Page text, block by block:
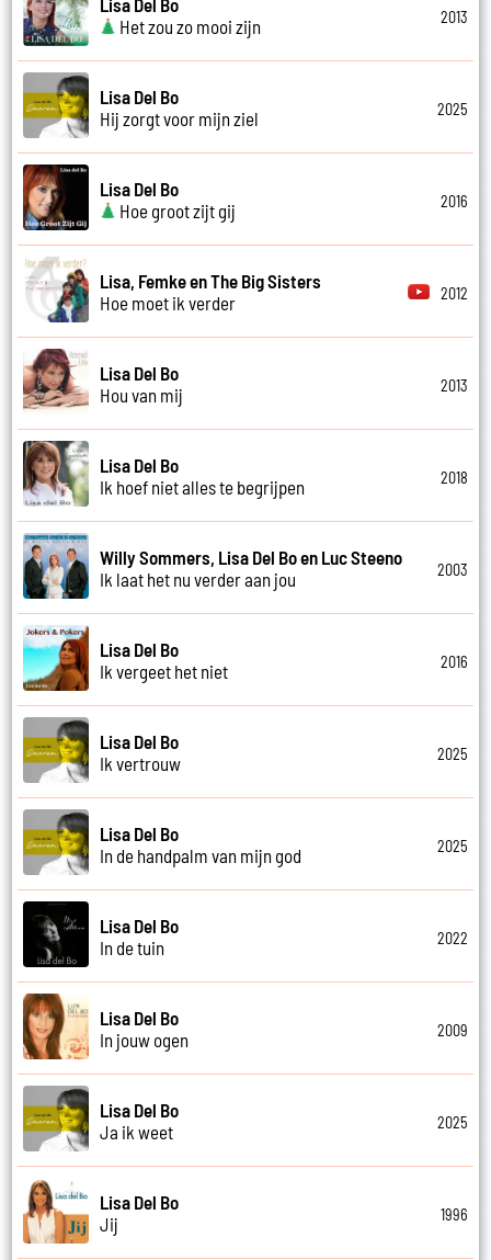
Het zou zo mooi zijn
2013
Lisa Del Bo
Hij zorgt voor mijn ziel
2025
Lisa Del Bo
Hoe groot zijt gij
2016
Lisa, Femke en The Big Sisters
Hoe moet ik verder
2012
Lisa Del Bo
Hou van mij
2013
Lisa Del Bo
Ik hoef niet alles te begrijpen
2018
Willy Sommers, Lisa Del Bo en Luc Steeno
Ik laat het nu verder aan jou
2003
Lisa Del Bo
Ik vergeet het niet
2016
Lisa Del Bo
Ik vertrouw
2025
Lisa Del Bo
In de handpalm van mijn god
2025
Lisa Del Bo
In de tuin
2022
Lisa Del Bo
In jouw ogen
2009
Lisa Del Bo
Ja ik weet
2025
Lisa Del Bo
Jij
1996